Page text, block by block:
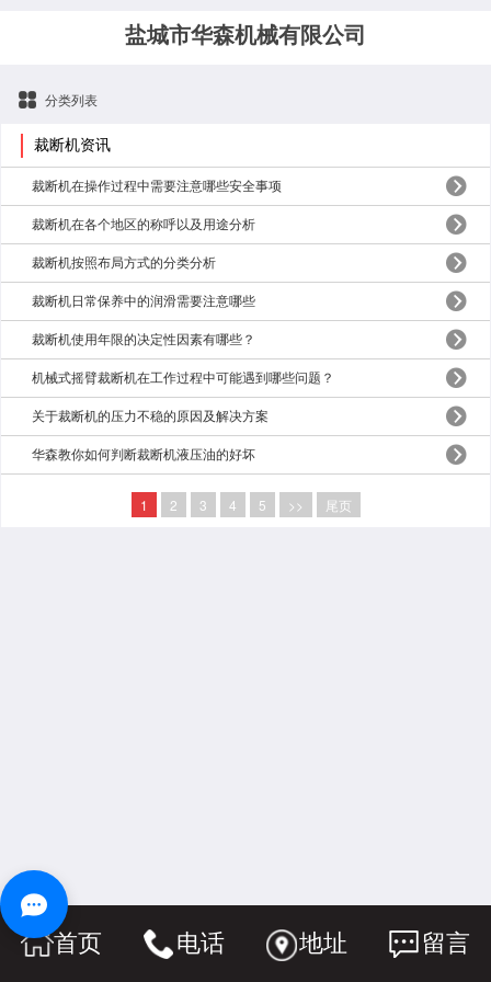
盐城市华森机械有限公司
分类列表
裁断机资讯
裁断机在操作过程中需要注意哪些安全事项
裁断机在各个地区的称呼以及用途分析
裁断机按照布局方式的分类分析
裁断机日常保养中的润滑需要注意哪些
裁断机使用年限的决定性因素有哪些？
机械式摇臂裁断机在工作过程中可能遇到哪些问题？
关于裁断机的压力不稳的原因及解决方案
华森教你如何判断裁断机液压油的好坏
1 2 3 4 5 >> 尾页
首页 电话 地址 留言